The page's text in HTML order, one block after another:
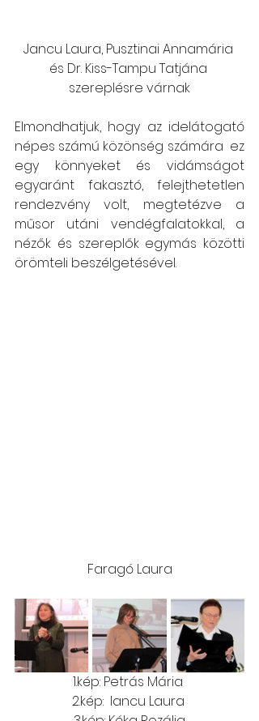
Jancu Laura, Pusztinai Annamária
és Dr. Kiss-Tampu Tatjána
szereplésre várnak
Elmondhatjuk, hogy az idelátogató
népes számú közönség számára  ez
egy könnyeket és vidámságot
egyaránt fakasztó, felejthetetlen
rendezvény volt, megtetézve a
műsor utáni vendégfalatokkal, a
nézők és szereplők egymás közötti
örömteli beszélgetésével.
Faragó Laura
1.kép: Petrás Mária
2.kép:  Iancu Laura